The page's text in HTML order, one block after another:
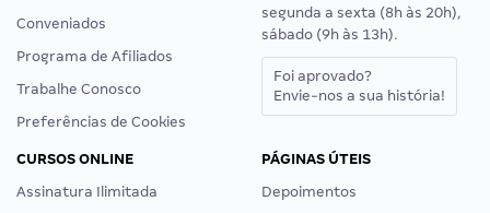
Conveniados
Programa de Afiliados
Trabalhe Conosco
Preferências de Cookies
segunda a sexta (8h às 20h),
sábado (9h às 13h).
Foi aprovado?
Envie-nos a sua história!
CURSOS ONLINE
Assinatura Ilimitada
PÁGINAS ÚTEIS
Depoimentos